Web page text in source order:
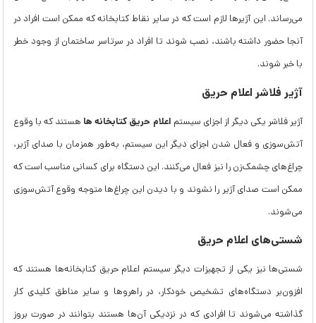
می‌رساند. این آژیرها لازم است که در سایر نقاط کتابخانه که ممکن است افراد در
آنجا حضور داشته باشند، نصب شوند تا افراد در سرتاسر ساختمان از وجود خطر
با خبر شوند.
آژیر فلاشر اعلام حریق
آژیر فلاشر یکی دیگر از اجزای سیستم اعلام حریق کتابخانه‌ ها هستند که با وقوع
آتش‌سوزی و فعال شدن اجزای دیگر این سیستم، به‌طور همزمان با صدای آژیر،
چراغ‌های چشمک‌زن را نیز فعال می‌کنند. این دستگاه برای کسانی مناسب است که
ممکن است صدای آژیر را نشوند و با دیدن این چراغ‌ها متوجه وقوع آتش‌سوزی
می‌شوند.
شستی‌های اعلام حریق
شستی‌ها نیز یکی از تجهیزات دیگر سیستم اعلام حریق کتابخانه‌ها هستند که
افزون‌بر دستگاه‌های تشخیص خودکار، در راهروها و سایر مناطق کلیدی کار
گذاشته می‌شوند تا افرادی که در نزدیکی آن‌ها هستند بتوانند در صورت بروز